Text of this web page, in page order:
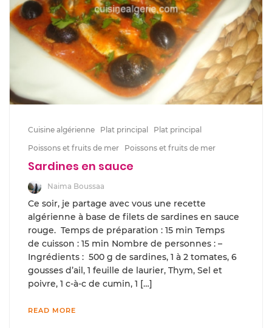
Cuisine algérienne Plat principal
Plat principal
Poissons et fruits de mer
Poissons et fruits de mer
Sardines en sauce
Naima Boussaa
Ce soir, je partage avec vous une recette
algérienne à base de filets de sardines en sauce
rouge. Temps de préparation : 15 min Temps
de cuisson : 15 min Nombre de personnes : –
Ingrédients : 500 g de sardines, 1 à 2 tomates, 6
gousses d’ail, 1 feuille de laurier, Thym, Sel et
poivre, 1 c-à-c de cumin, 1 […]
READ MORE